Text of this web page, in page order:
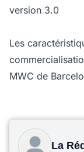
version 3.0
Les
MWC de
La